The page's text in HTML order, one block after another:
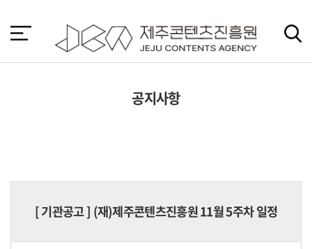
바
가
공지사항
[기관공고] (재)제주콘텐츠진흥원 11월 5주차 일정